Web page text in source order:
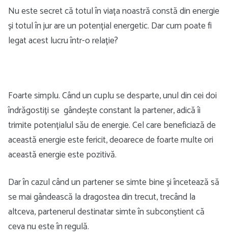
Nu este secret că totul în viața noastră constă din energie
și totul în jur are un potențial energetic. Dar cum poate fi
legat acest lucru într-o relație?
Foarte simplu. Când un cuplu se desparte, unul din cei doi
îndrăgostiți se gândește constant la partener, adică îi
trimite potențialul său de energie. Cel care beneficiază de
această energie este fericit, deoarece de foarte multe ori
această energie este pozitivă.
Dar în cazul când un partener se simte bine și încetează să
se mai gândească la dragostea din trecut, trecând la
altceva, partenerul destinatar simte în subconștient că
ceva nu este în regulă.